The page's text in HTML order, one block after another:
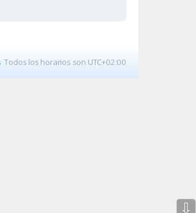
Todos los horarios son UTC+02:00
⇩